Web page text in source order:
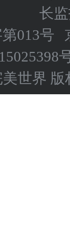
长
013号
15025398
世界 版